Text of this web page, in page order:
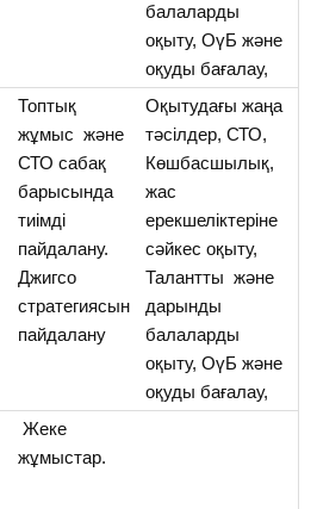
балаларды
оқыту, ОүБ және
оқуды бағалау,
Топтық
жұмыс және
СТО сабақ
барысында
тиімді
пайдалану.
Джигсо
стратегиясын
пайдалану
Оқытудағы жаңа
тәсілдер, СТО,
Көшбасшылық,
жас
ерекшеліктеріне
сәйкес оқыту,
Талантты және
дарынды
балаларды
оқыту, ОүБ және
оқуды бағалау,
Жеке
жұмыстар.